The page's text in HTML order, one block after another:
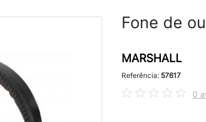
Fone de
MARSHALL
Referência: 57617
0